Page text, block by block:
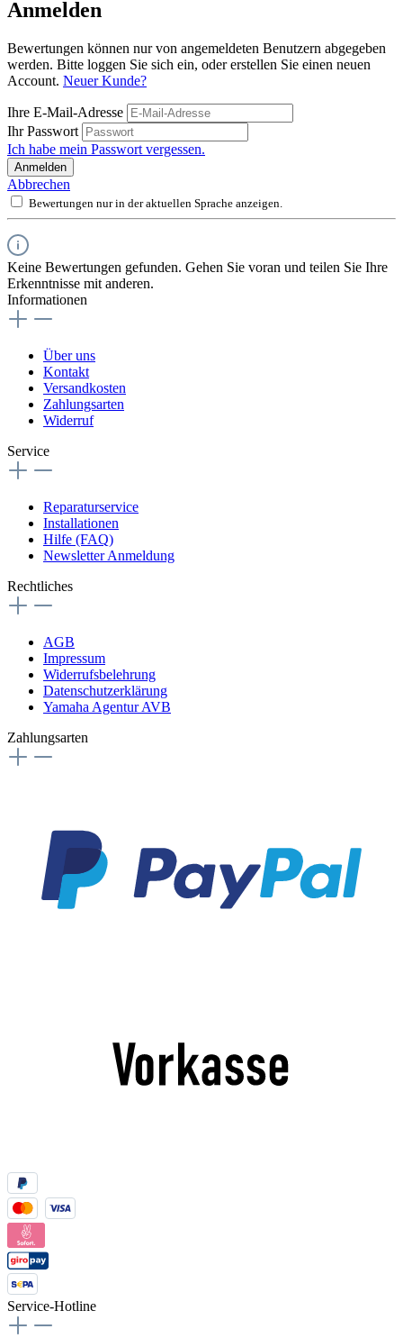
Anmelden
Bewertungen können nur von angemeldeten Benutzern abgegeben
werden. Bitte loggen Sie sich ein, oder erstellen Sie einen neuen
Account. Neuer Kunde?
Ihre E-Mail-Adresse
Ihr Passwort
Ich habe mein Passwort vergessen.
Anmelden
Abbrechen
Bewertungen nur in der aktuellen Sprache anzeigen.
Keine Bewertungen gefunden. Gehen Sie voran und teilen Sie Ihre
Erkenntnisse mit anderen.
Informationen
Über uns
Kontakt
Versandkosten
Zahlungsarten
Widerruf
Service
Reparaturservice
Installationen
Hilfe (FAQ)
Newsletter Anmeldung
Rechtliches
AGB
Impressum
Widerrufsbelehrung
Datenschutzerklärung
Yamaha Agentur AVB
Zahlungsarten
Service-Hotline